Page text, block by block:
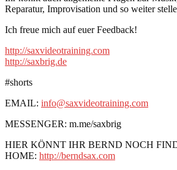
Reparatur, Improvisation und so weiter
Ich freue mich auf euer Feedback!
http://saxvideotraining.com
http://saxbrig.de
#shorts
EMAIL: info@saxvideotraining.com
MESSENGER: m.me/saxbrig
HIER KÖNNT IHR BERND NOCH
HOME: http://berndsax.com